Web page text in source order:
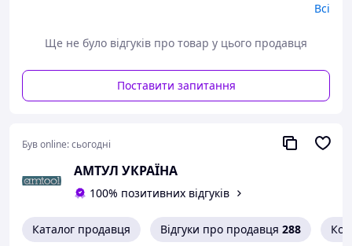
Ніж: спеціальна інструментальна сталь,
ізоляція видаляється з усієї поверхні провідника (2).
Інструмент автоматично розкривається після
виконання операції.
Всі
Ще не було відгуків про товар у цього продавця
Поставити запитання
Був online:сьогодні
АМТУЛ УКРАЇНА
100% позитивних відгуків
Каталог продавця Відгуки про продавця 288